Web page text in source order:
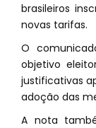
brasileiros
novas tarifas.
O
objetivo
justificativas
adoção das
A nota